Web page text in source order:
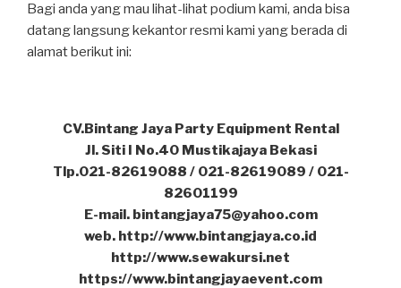
Bagi anda yang mau lihat-lihat podium kami, anda bisa
datang langsung kekantor resmi kami yang berada di
alamat berikut ini:
CV.Bintang Jaya Party Equipment Rental
Jl. Siti I No.40 Mustikajaya Bekasi
Tlp.021-82619088 / 021-82619089 / 021-
82601199
E-mail. bintangjaya75@yahoo.com
web. http://www.bintangjaya.co.id
http://www.sewakursi.net
https://www.bintangjayaevent.com